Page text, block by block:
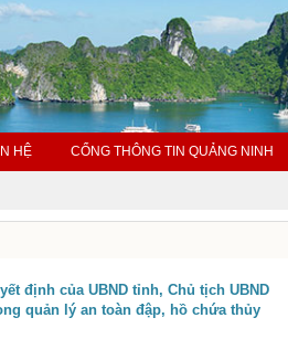
HỆ CỔNG THÔNG TIN QUẢNG NINH
định của UBND tỉnh, Chủ tịch UBND
quản lý an toàn đập, hồ chứa thủy